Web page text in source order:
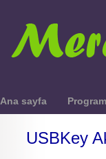
Ana sayfa
USBKey